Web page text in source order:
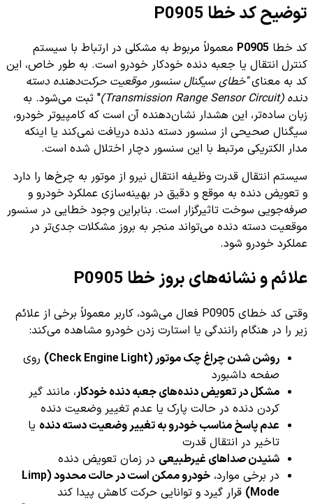
توضیح کد خطا P0905
کد خطا P0905 معمولاً مربوط به مشکلی در ارتباط با سیستم
کنترل انتقال یا جعبه دنده خودکار خودرو است. به طور خاص، این
کد به معنای"خطای سیگنال سنسور موقعیت حرکت‌دهنده دسته
دنده (Transmission Range Sensor Circuit)
" ثبت می‌شود. به
زبان ساده‌تر، این هشدار نشان‌دهنده آن است که کامپیوتر خودرو،
سیگنال صحیحی از سنسور دسته دنده دریافت نمی‌کند یا اینکه
مدار الکتریکی مرتبط با این سنسور دچار اختلال شده است.
سیستم انتقال قدرت وظیفه انتقال نیرو از موتور به چرخ‌ها را دارد
و تعویض دنده به موقع و دقیق در بهینه‌سازی عملکرد خودرو و
صرفه‌جویی سوخت تاثیرگزار است. بنابراین وجود خطایی در سنسور
موقعیت دسته دنده می‌تواند منجر به بروز مشکلات جدی‌تر در
عملکرد خودرو شود.
علائم و نشانه‌های بروز خطا P0905
وقتی کد خطای P0905 فعال می‌شود، کاربر معمولاً برخی از علائم
زیر را در هنگام رانندگی یا استارت زدن خودرو مشاهده می‌کند:
روشن شدن چراغ چک موتور (Check Engine Light)
روی
صفحه داشبورد
مشکل در تعویض دنده‌های جعبه دنده خودکار، مانند گیر
کردن دنده در حالت پارک یا عدم تغییر وضعیت دنده
عدم پاسخ مناسب خودرو به تغییر وضعیت دسته دنده یا
تاخیر در انتقال قدرت
شنیدن صداهای غیرطبیعی در زمان تعویض دنده
در برخی موارد،
خودرو ممکن است در حالت محدود (Limp
Mode) قرار گیرد و توانایی حرکت کاهش پیدا کند